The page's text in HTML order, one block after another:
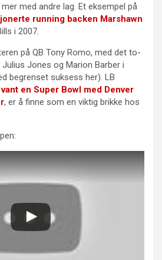
med andre lag. Et eksempel på
running backen Marshawn
i 2007.
på QB Tony Romo, med det to-
Jones og Marion Barber i
begrenset suksess her). LB
vant en Super Bowl med Denver
, er å finne som en viktig brikke hos